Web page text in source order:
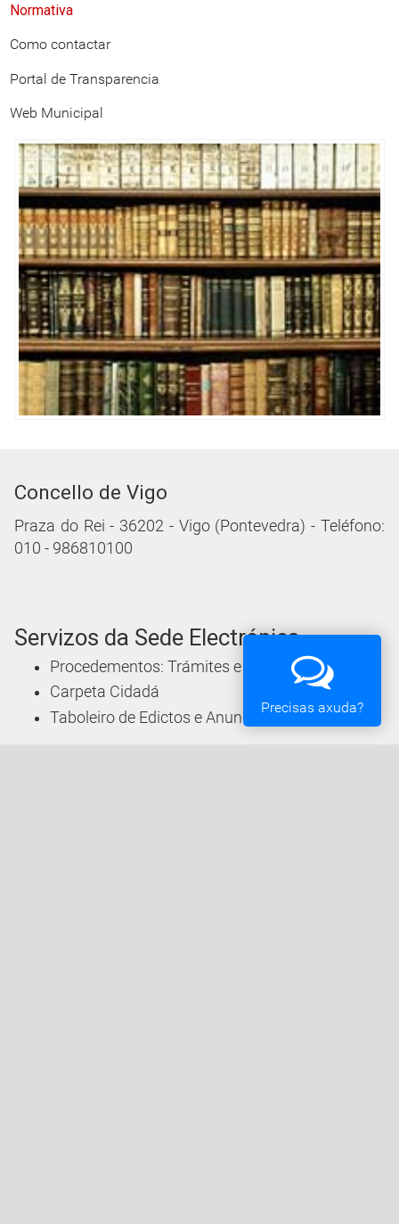
Normativa
Como contactar
Portal de Transparencia
Web Municipal
Concello de Vigo
Praza do Rei - 36202 - Vigo (Pontevedra) - Teléfono:
010 - 986810100
Servizos da Sede Electrónica
Procedementos: Trámites e Impresos
Carpeta Cidadá
Taboleiro de Edictos e Anuncios
Precisas axuda?